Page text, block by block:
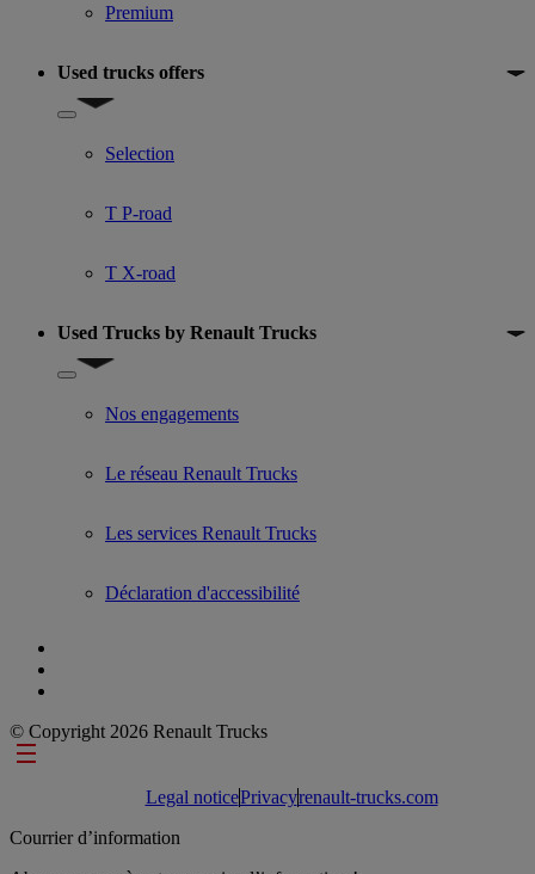
Premium
Used trucks offers
Show submenu for Used trucks offers
Selection
T P-road
T X-road
Used Trucks by Renault Trucks
Show submenu for Used Trucks by Renault Trucks
Nos engagements
Le réseau Renault Trucks
Les services Renault Trucks
Déclaration d'accessibilité
© Copyright 2026 Renault Trucks
Footer links
Legal noticePrivacyrenault-trucks.com
Courrier d’information